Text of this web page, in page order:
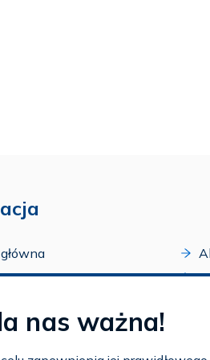
programy
nas ważna!